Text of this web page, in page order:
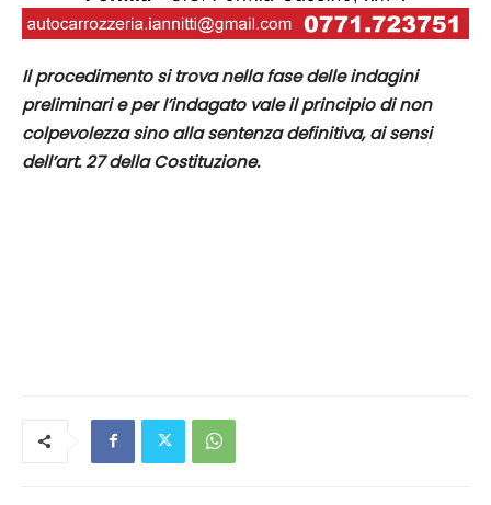
Il procedimento si trova nella fase delle indagini
preliminari e per l’indagato vale il principio di non
colpevolezza sino alla sentenza definitiva, ai sensi
dell’art. 27 della Costituzione.